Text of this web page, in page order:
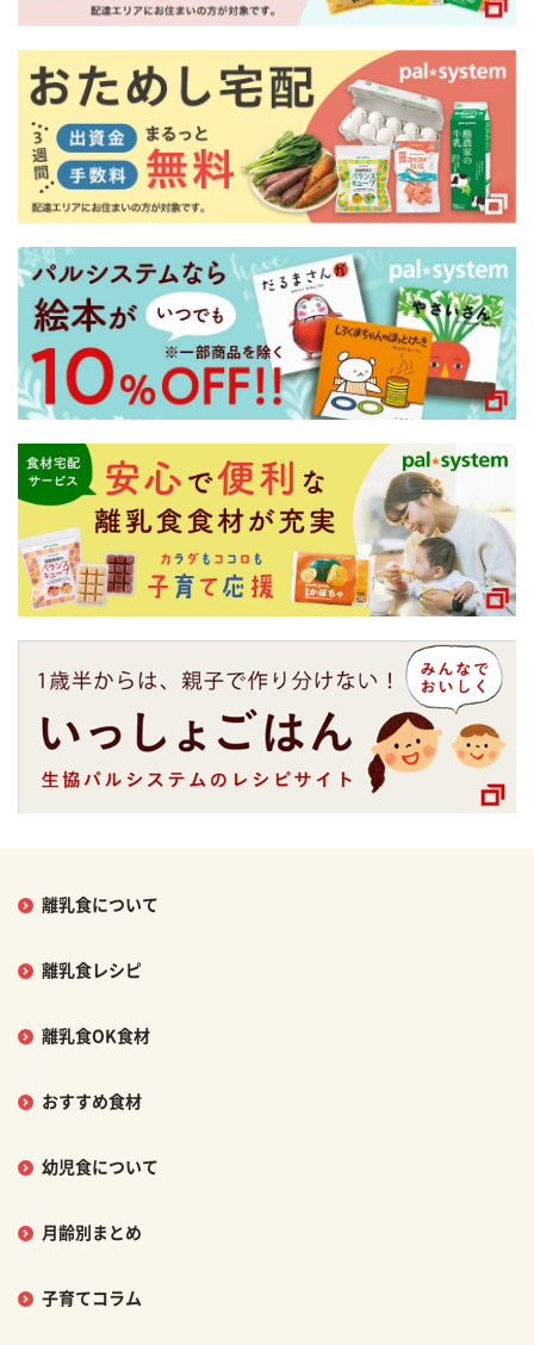
離乳食について
離乳食レシピ
離乳食OK食材
おすすめ食材
幼児食について
月齢別まとめ
子育てコラム